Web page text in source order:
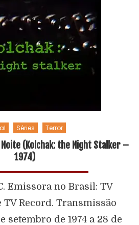
Séries Terror
Noite (Kolchak: the Night Stalker –
1974)
Emissora no Brasil: TV
TV Record. Transmissão
setembro de 1974 a 28 de